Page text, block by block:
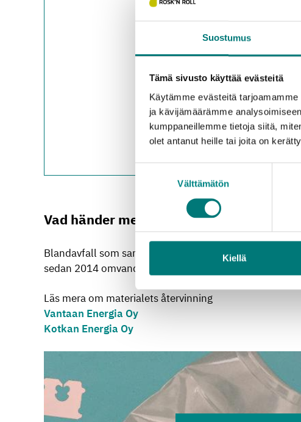
Suostumus
Tämä sivusto käyttää evästeitä
Käytämme evästeitä
ja kävijämäärämme
kumppaneillemme tietoja siitä,
olet antanut heille tai joita on
Välttämätön
Kiellä
Karislojo avfallsstation
Högfors avfallsstation:
Lojo avfallscentral
Lovisa avfallsstation: under
Borgå avfallscentral: ingen
Pusula avfallsstation: under
Strömfors avfallsstation:
Sibbo avfallsstation: under
Ekenäs avfallsstation :
Vichtis avfallsstation: under
Vad händer med avfallet?
Blandavfall som samlats in från fastigheter och
sedan 2014 omvandlats till elektricitet och värme i ett
Läs mera om materialets återvinning
Vantaan Energia Oy
Kotkan Energia Oy